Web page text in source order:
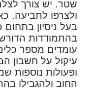
שטר. יש צורך לצלם
ולצרפו לתביעה. כאן
בעל ניסיון בתחום
בהתמודדות
עומדים מספר כלים
עיקול על חשבון
ופעולות נוספות
החוב ולהגבילו